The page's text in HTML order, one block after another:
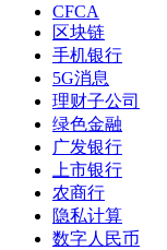
CFCA
区块链
手机银行
5G消息
理财子公司
绿色金融
广发银行
上市银行
农商行
隐私计算
数字人民币